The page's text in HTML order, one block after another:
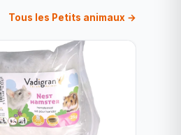
Tous les Petits animaux →